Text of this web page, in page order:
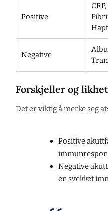
Positive
CRP,
Negative
Forskjeller og
Det er viktig å merke seg at:
Positive
Negative
en svekket